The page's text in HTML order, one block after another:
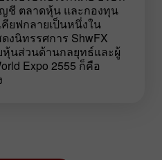
ชี ตลาดหุ้น และกองทุน
คียฟกลายเป็นหนึ่งใน
งนิทรรศการ ShwFX
หุ้นส่วนด้านกลยุทธ์และผู้
Expo 2555 ก็คือ